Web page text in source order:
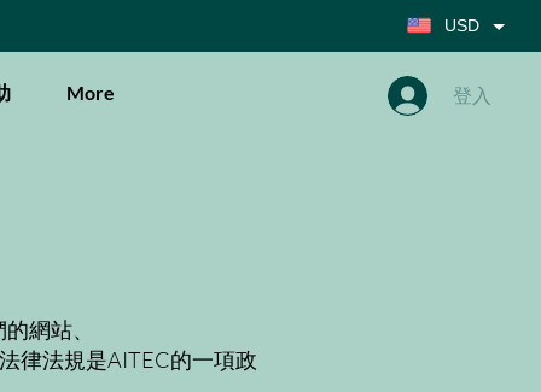
More 登入
網站、
律法規是AITEC的一項政
USD